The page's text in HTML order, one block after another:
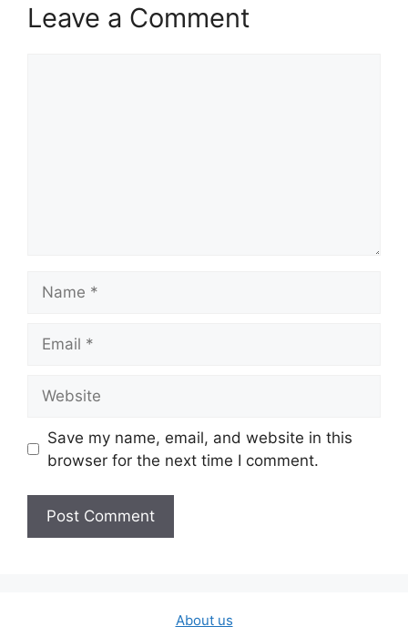
Leave a Comment
Save my name, email, and website in this
browser for the next time I comment.
About us